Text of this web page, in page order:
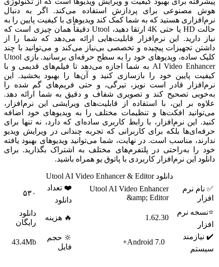
هوش مصنوعی برای پردازش استفاده می‌کند. اگر به دنبال
نرم‌افزاری هستید که به شما کمک کند ویدیوهای با کیفیت پایین را به
حالت HD یا حتی 4K ارتقا دهید، Utool دقیقاً همان چیزی است که
نیاز دارید. این نرم‌افزار قابلیت‌هایی ارائه می‌دهد که شما را از
داشتن تجهیزات پیچیده و تخصصی بی‌نیاز می‌کند و می‌توانید با چند
کلیک ساده، ویدیوهای خود را به سطح حرفه‌ای برسانید. بازی Utool
AI Video Enhancer به شما اجازه می‌دهد تا فیلم‌های قدیمی و با
کیفیت پایین خود را بازسازی کنید و آن‌ها را بهبود بخشید. این
نرم‌افزار قادر است نویز، تیرگی، و حتی فریم‌های گم شده را
به‌خوبی تصحیح کند و تصویری شفاف و دقیق به شما ارائه دهد.
علاوه بر این، با استفاده از قابلیت‌های ویرایشی این نرم‌افزار،
می‌توانید افکت‌ها و تنظیمات مختلف را به ویدیوهای خود اضافه
کنید. این نرم‌افزار، با رابط کاربری ساده‌ای که دارد، نه تنها برای
حرفه‌ای‌ها بلکه برای کاربرانی که تجربه چندانی در ویرایش ویدیو
ندارند، مناسب است. در نهایت، شما می‌توانید ویدیوهای بهبود یافته
خود را به‌راحتی در پلتفرم‌های مختلف به اشتراک بگذارید. برای
دانلود این نرم‌افزار کاربردی با پاتوق یو همراه باشید.
دانلود Utool AI Video Enhancer & Editor
✅ نام نرم
افزار
Utool AI Video Enhancer
&amp; Editor
❤️ تعداد
دانلود
۵۳۰
⭐نسخه نرم
افزار
1.62.30 🔥 هزینه
دانلود
رایگان
✔️ نیازمند
سیستم
Android 7.0+
🔆 حجم
فایل
43.4Mb